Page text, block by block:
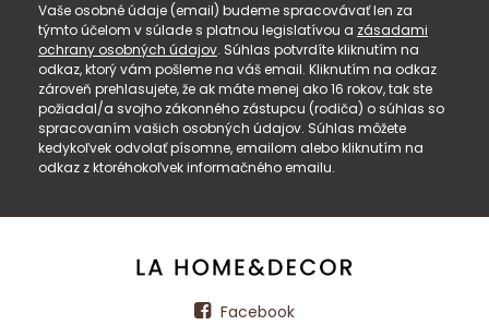
Vaše osobné údaje (email) budeme spracovávať len za
týmto účelom v súlade s platnou legislatívou a zásadami
ochrany osobných údajov. Súhlas potvrdíte kliknutím na
odkaz, ktorý vám pošleme na váš email. Kliknutím na odkaz
zároveň prehlasujete, že ak máte menej ako 16 rokov, tak ste
požiadal/a svojho zákonného zástupcu (rodiča) o súhlas so
spracovaním vašich osobných údajov. Súhlas môžete
kedykoľvek odvolať písomne, emailom alebo kliknutím na
odkaz z ktoréhokoľvek informačného emailu.
Facebook